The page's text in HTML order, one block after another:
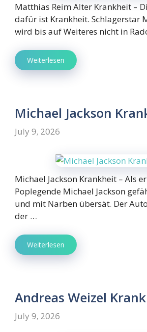
Matthias Reim Alter Krankheit –
dafür ist Krankheit. Schlagerstar
wird bis auf Weiteres nicht in
Weiterlesen
Michael Jackson
July 9, 2026
Michael Jackson Krankheit – Als
Poplegende Michael Jackson
und mit Narben übersät. Der
der …
Weiterlesen
Andreas Weizel
July 9, 2026